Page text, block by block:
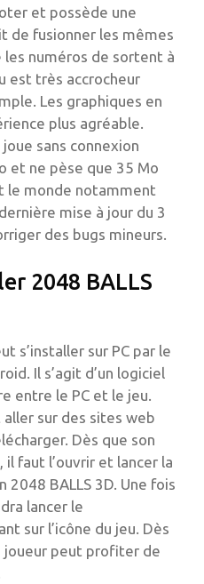
et possède une
de fusionner les mêmes
numéros de sortent à
est très accrocheur
Les graphiques en
plus agréable.
sans connexion
et ne pèse que 35 Mo
le monde notamment
mise à jour du 3
des bugs mineurs.
2048 BALLS
s’installer sur PC par le
Il s’agit d’un logiciel
entre le PC et le jeu.
aller sur des sites web
Dès que son
faut l’ouvrir et lancer la
2048 BALLS 3D. Une fois
lancer le
sur l’icône du jeu. Dès
joueur peut profiter de